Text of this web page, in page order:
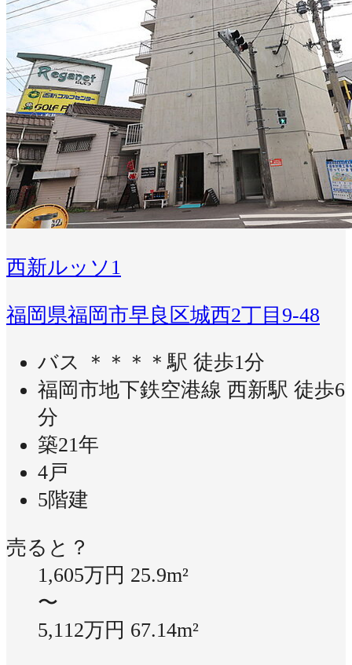
西新ルッソ1
福岡県福岡市早良区城西2丁目9-48
バス ＊＊＊＊駅 徒歩1分
福岡市地下鉄空港線 西新駅 徒歩6
分
築21年
4戸
5階建
売ると？
1,605万円 25.9m²
〜
5,112万円 67.14m²